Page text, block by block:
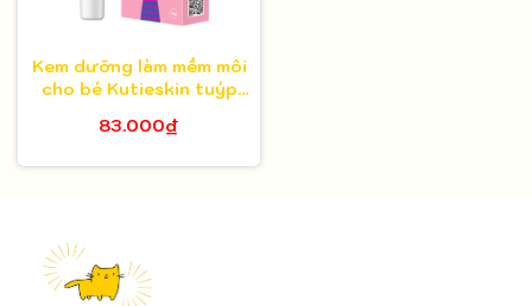
Kem dưỡng làm mềm môi
cho bé Kutieskin tuýp
83.000₫